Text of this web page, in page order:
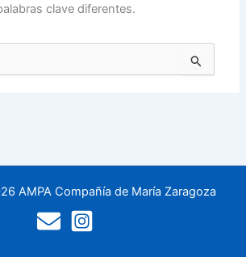
clave diferentes.
AMPA Compañía de María Zaragoza